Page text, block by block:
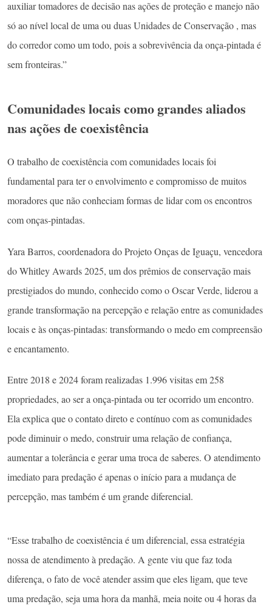
auxiliar tomadores de decisão nas ações de proteção e manejo não
só ao nível local de uma ou duas Unidades de Conservação , mas
do corredor como um todo, pois a sobrevivência da onça-pintada é
sem fronteiras.”
Comunidades locais como grandes aliados
nas ações de coexistência
O trabalho de coexistência com comunidades locais foi
fundamental para ter o envolvimento e compromisso de muitos
moradores que não conheciam formas de lidar com os encontros
com onças-pintadas.
Yara Barros, coordenadora do Projeto Onças de Iguaçu, vencedora
do Whitley Awards 2025, um dos prêmios de conservação mais
prestigiados do mundo, conhecido como o Oscar Verde, liderou a
grande transformação na percepção e relação entre as comunidades
locais e às onças-pintadas: transformando o medo em compreensão
e encantamento.
Entre 2018 e 2024 foram realizadas 1.996 visitas em 258
propriedades, ao ser a onça-pintada ou ter ocorrido um encontro.
Ela explica que o contato direto e contínuo com as comunidades
pode diminuir o medo, construir uma relação de confiança,
aumentar a tolerância e gerar uma troca de saberes. O atendimento
imediato para predação é apenas o início para a mudança de
percepção, mas também é um grande diferencial.
“Esse trabalho de coexistência é um diferencial, essa estratégia
nossa de atendimento à predação. A gente viu que faz toda
diferença, o fato de você atender assim que eles ligam, que teve
uma predação, seja uma hora da manhã, meia noite ou 4 horas da